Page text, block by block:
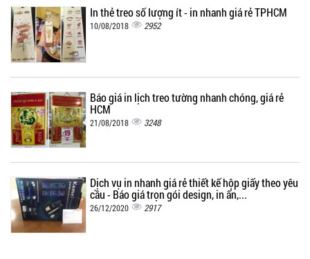
In thẻ treo số lượng ít - in nhanh giá rẻ TPHCM
10/08/2018 2952
Báo giá in lịch treo tường nhanh chóng, giá rẻ
HCM
21/08/2018 3248
Dịch vụ in nhanh giá rẻ thiết kế hộp giấy theo yêu
cầu - Báo giá trọn gói design, in ấn,...
26/12/2020 2917